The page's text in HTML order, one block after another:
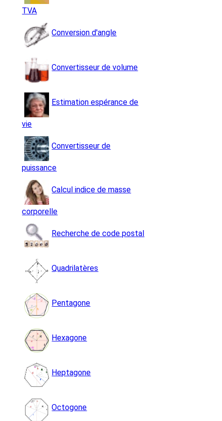
TVA
Conversion d'angle
Convertisseur de volume
Estimation espérance de
vie
Convertisseur de
puissance
Calcul indice de masse
corporelle
Recherche de code postal
Quadrilatères
Pentagone
Hexagone
Heptagone
Octogone